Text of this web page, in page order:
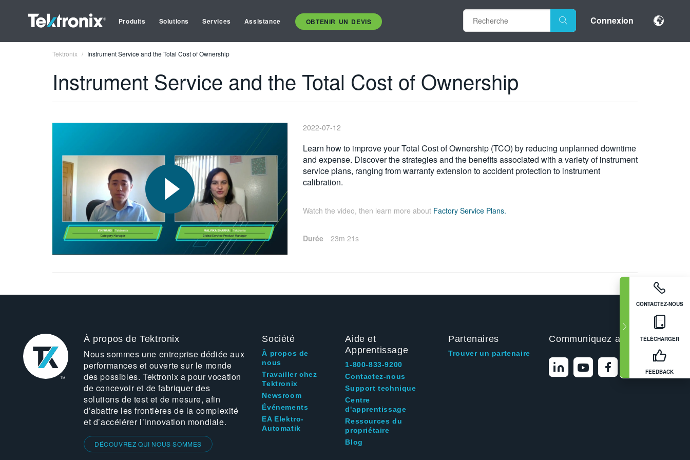
Produits Solutions Services Assistance OBTENIR UN DEVIS Connexion
CONTACTEZ-NOUS
TÉLÉCHARGER
FEEDBACK
Tektronix Instrument Service and the Total Cost of Ownership
Instrument Service and the Total Cost of Ownership
2022-07-12
Learn how to improve your Total Cost of Ownership (TCO) by reducing unplanned downtime
and expense. Discover the strategies and the benefits associated with a variety of instrument
service plans, ranging from warranty extension to accident protection to instrument
calibration.
Watch the video, then learn more about Factory Service Plans.
Durée 23m 21s
À propos de Tektronix
Nous sommes une entreprise dédiée aux
performances et ouverte sur le monde
des possibles. Tektronix a pour vocation
de concevoir et de fabriquer des
solutions de test et de mesure, afin
d’abattre les frontières de la complexité
et d’accélérer l’innovation mondiale.
DÉCOUVREZ QUI NOUS SOMMES
Société
À propos de
nous
Travailler chez
Tektronix
Newsroom
Événements
EA Elektro-
Automatik
Aide et
Apprentissage
1-800-833-9200
Contactez-nous
Support technique
Centre
d'apprentissage
Ressources du
propriétaire
Blog
Partenaires
Trouver un partenaire
Communiquez avec nous